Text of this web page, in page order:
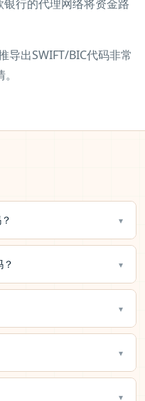
行的代理网络将资金路
导出SWIFT/BIC代码非常